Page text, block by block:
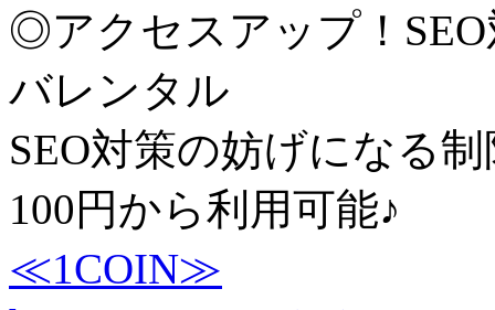
◎アクセスアップ！
バレンタル
SEO対策の妨げになる
100円から利用可能♪
≪1COIN≫